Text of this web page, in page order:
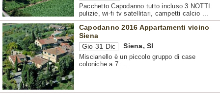
Pacchetto Capodanno tutto incluso 3 NOTTI
pulizie, wi-fi tv satellitari, campetti calcio ...
Capodanno 2016 Appartamenti vicino
Siena
Gio 31 Dic Siena,SI
Miscianello è un piccolo gruppo di case
coloniche a 7 ...